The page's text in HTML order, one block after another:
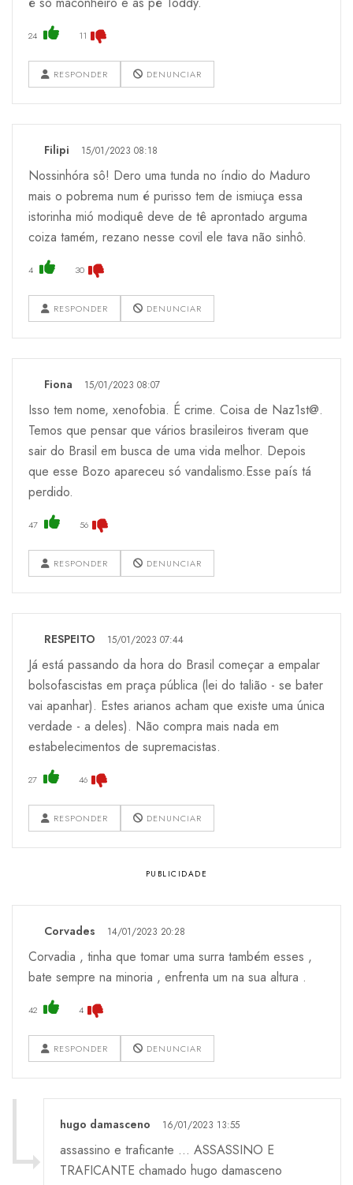
24 11
RESPONDER DENUNCIAR
Filipi 15/01/2023 08:18
Nossinhóra sô! Dero uma tunda no índio do Maduro
mais o pobrema num é purisso tem de ismiuça essa
istorinha mió modiquê deve de tê aprontado arguma
coiza tamém, rezano nesse covil ele tava não sinhô.
4 30
RESPONDER DENUNCIAR
Fiona 15/01/2023 08:07
Isso tem nome, xenofobia. É crime. Coisa de Naz1st@.
Temos que pensar que vários brasileiros tiveram que
sair do Brasil em busca de uma vida melhor. Depois
que esse Bozo apareceu só vandalismo.Esse país tá
perdido.
47 56
RESPONDER DENUNCIAR
RESPEITO 15/01/2023 07:44
Já está passando da hora do Brasil começar a empalar
bolsofascistas em praça pública (lei do talião - se bater
vai apanhar). Estes arianos acham que existe uma única
verdade - a deles). Não compra mais nada em
estabelecimentos de supremacistas.
27 46
RESPONDER DENUNCIAR
Corvades 14/01/2023 20:28
Corvadia , tinha que tomar uma surra também esses ,
bate sempre na minoria , enfrenta um na sua altura .
42 4
RESPONDER DENUNCIAR
hugo damasceno 16/01/2023 13:55
assassino e traficante ... ASSASSINO E
TRAFICANTE chamado hugo damasceno